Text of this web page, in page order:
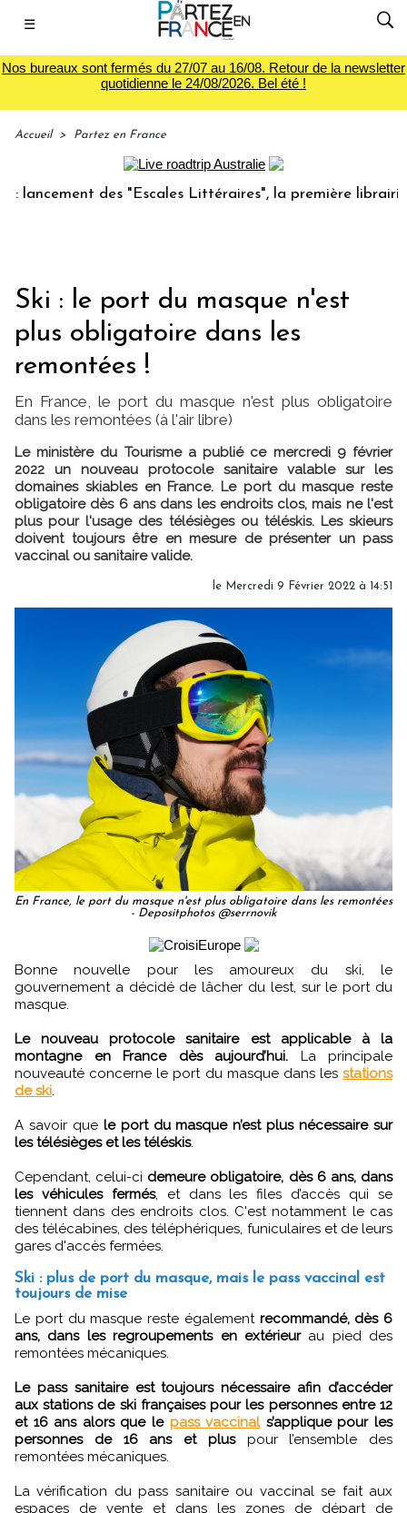
☰
Nos bureaux sont fermés du 27/07 au 16/08. Retour de la newsletter
quotidienne le 24/08/2026. Bel été !
Accueil > Partez en France
des "Escales Littéraires", la première librairie du
Ski : le port du masque n'est
plus obligatoire dans les
remontées !
En France, le port du masque n'est plus obligatoire
dans les remontées (à l'air libre)
Le ministère du Tourisme a publié ce mercredi 9 février
2022 un nouveau protocole sanitaire valable sur les
domaines skiables en France. Le port du masque reste
obligatoire dès 6 ans dans les endroits clos, mais ne l'est
plus pour l'usage des télésièges ou téléskis. Les skieurs
doivent toujours être en mesure de présenter un pass
vaccinal ou sanitaire valide.
le Mercredi 9 Février 2022 à 14:51
En France, le port du masque n'est plus obligatoire dans les remontées
- Depositphotos @serrnovik
Bonne nouvelle pour les amoureux du ski, le
gouvernement a décidé de lâcher du lest, sur le port du
masque.
Le nouveau protocole sanitaire est applicable à la
montagne en France dès aujourd’hui. La principale
nouveauté concerne le port du masque dans les stations
de ski
A savoir que le port du masque n’est plus nécessaire sur
les télésièges et les téléskis.
Cependant, celui-ci demeure obligatoire, dès 6 ans, dans
les véhicules fermés, et dans les files d’accès qui se
tiennent dans des endroits clos. C'est notamment le cas
des télécabines, des téléphériques, funiculaires et de leurs
gares d'accès fermées.
Ski : plus de port du masque, mais le pass vaccinal est
toujours de mise
Le port du masque reste également recommandé, dès 6
ans, dans les regroupements en extérieurau pied des
remontées mécaniques.
Le pass sanitaire est toujours nécessaire afin d’accéder
aux stations de ski françaises pour les personnes entre 12
et 16 ans alors que le pass vaccinal s’applique pour les
personnes de 16 ans et pluspour l’ensemble des
remontées mécaniques.
La vérification du pass sanitaire ou vaccinal se fait aux
espaces de vente et dans les zones de départ de